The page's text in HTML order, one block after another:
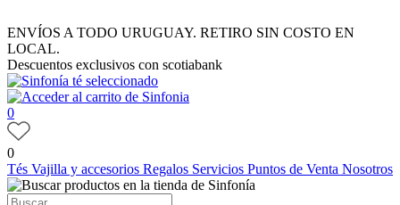
ENVÍOS A TODO URUGUAY. RETIRO SIN COSTO EN
LOCAL.
Descuentos exclusivos con scotiabank
0
0
Tés Vajilla y accesorios Regalos Servicios Puntos de Venta Nosotros